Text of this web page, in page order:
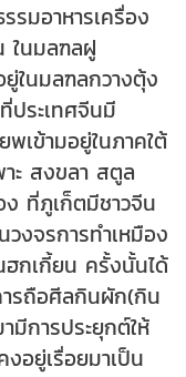
มอาหารเครื่อง
ในมลฑลฝู
ในมลฑลกวางตุ้ง
ประเทศจีนมี
เข้ามอยู่ในภาคใต้
ะ สงขลา สตูล
ที่ภูเก็ตมีชาวจีน
วงจรการทำเหมือง
กเกี้ยน ครั้งนั้นได้
ารถือศีลกินผัก(กิน
มีการประยุกต์ให้
อยู่เรื่อยมาเป็น